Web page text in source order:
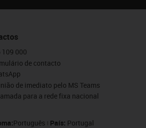
109 000
de contacto
de imediato pelo MS Teams
para a rede fixa nacional
Português País: Portugal